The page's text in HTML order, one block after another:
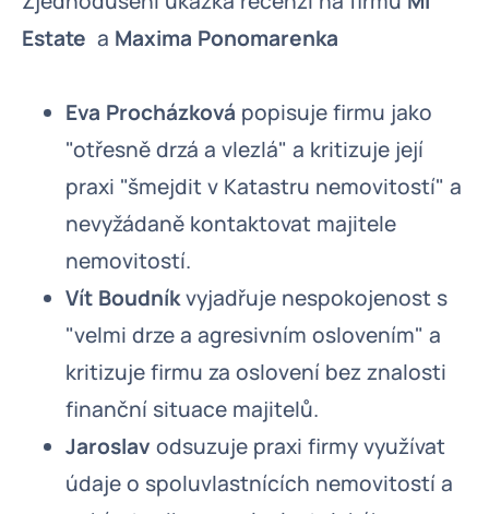
Estate a Maxima Ponomarenka
Eva Procházková popisuje firmu jako
"otřesně drzá a vlezlá" a kritizuje její
praxi "šmejdit v Katastru nemovitostí" a
nevyžádaně kontaktovat majitele
nemovitostí.
Vít Boudníkvyjadřuje nespokojenost s
"velmi drze a agresivním oslovením" a
kritizuje firmu za oslovení bez znalosti
finanční situace majitelů.
Jaroslav odsuzuje praxi firmy využívat
údaje o spoluvlastnících nemovitostí a